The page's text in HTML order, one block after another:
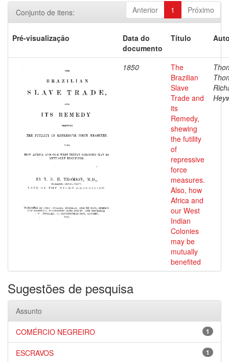
Anterior 1 Próximo
Conjunto de itens:
Pré-visualização
Data do
documento
Título
1850
The
Brazilian
Slave
Trade and
its
Remedy,
shewing
the futility
of
repressive
force
measures.
Also, how
Africa and
our West
Indian
Colonies
may be
mutually
benefited
Sugestões de pesquisa
Assunto
1
COMÉRCIO NEGREIRO
1
ESCRAVOS